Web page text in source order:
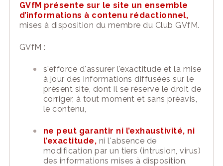
GVfM présente sur lesite un ensemble
d’informations à contenu rédactionnel,
mises à disposition du membre du Club GVfM.
GVfM:
s'efforce d'assurer l'exactitude et la mise
à jour des informations diffusées sur le
présent site, dontil se réserve le droit de
corriger, à tout moment et sans préavis,
le contenu,
ne peut garantir ni l’exhaustivité, ni
l’exactitude, ni l'absence de
modification par un tiers (intrusion, virus)
des informations mises à disposition,